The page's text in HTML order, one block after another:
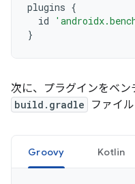
plugins {
id
}
次に、プラグインをベン
build.gradle ファイ
Groovy Kotlin